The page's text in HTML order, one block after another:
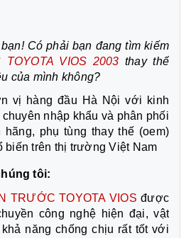
Có phải bạn đang tìm kiếm
VIOS 2003 thay thế
của mình không?
vị hàng đầu Hà Nội với kinh
nhập khẩu và phân phối
phụ tùng thay thế (oem)
biến trên thị trường Việt Nam
tôi:
TRƯỚC TOYOTA VIOS được
công nghệ hiện đại, vật
năng chống chịu rất tốt với